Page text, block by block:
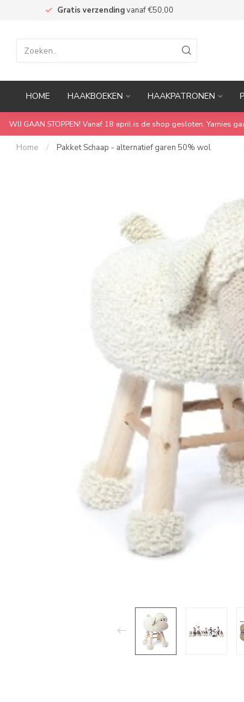
Gratis verzendingvanaf €50,00
HOME HAAKBOEKEN HAAKPATRONEN
WIJ GAAN STOPPEN! Vanaf 18 april is de shop gesloten. Yarnies
Home / Pakket Schaap - alternatief garen 50% wol